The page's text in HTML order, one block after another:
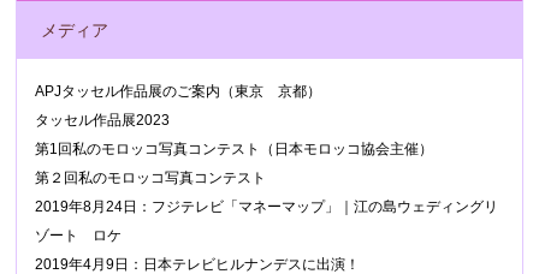
メディア
APJタッセル作品展のご案内（東京 京都）
タッセル作品展2023
第1回私のモロッコ写真コンテスト（日本モロッコ協会主催）
第２回私のモロッコ写真コンテスト
2019年8月24日：フジテレビ「マネーマップ」｜江の島ウェディングリ
ゾート ロケ
2019年4月9日：日本テレビヒルナンデスに出演！